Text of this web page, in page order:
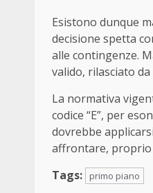
Esistono dunque
decisione spetta
alle contingenze.
valido, rilasciato
La normativa
codice “E”, per
dovrebbe
affrontare,
Tags:
primo piano